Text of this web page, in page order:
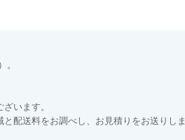
。
います。
配送料をお調べし、お見積りをお送りしま